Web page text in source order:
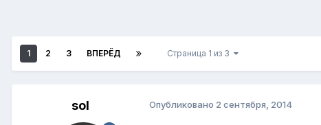
1 2 3 ВПЕРЁД Страница 1 из 3
sol Опубликовано 2 сентября, 2014